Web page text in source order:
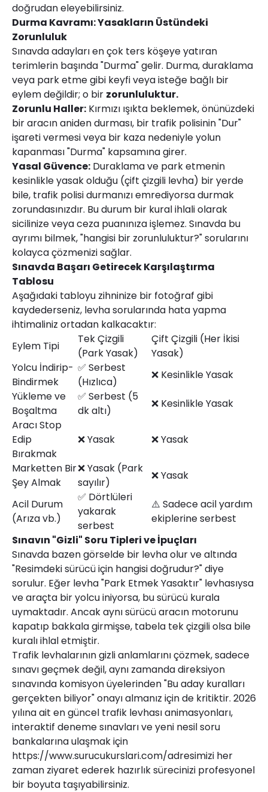
doğrudan eleyebilirsiniz.
Durma Kavramı: Yasakların Üstündeki
Zorunluluk
Sınavda adayları en çok ters köşeye yatıran
terimlerin başında "Durma" gelir. Durma, duraklama
veya park etme gibi keyfi veya isteğe bağlı bir
eylem değildir; o bir zorunluluktur.
Zorunlu Haller: Kırmızı ışıkta beklemek, önünüzdeki
bir aracın aniden durması, bir trafik polisinin "Dur"
işareti vermesi veya bir kaza nedeniyle yolun
kapanması "Durma" kapsamına girer.
Yasal Güvence: Duraklama ve park etmenin
kesinlikle yasak olduğu (çift çizgili levha) bir yerde
bile, trafik polisi durmanızı emrediyorsa durmak
zorundasınızdır. Bu durum bir kural ihlali olarak
sicilinize veya ceza puanınıza işlemez. Sınavda bu
ayrımı bilmek, "hangisi bir zorunluluktur?" sorularını
kolayca çözmenizi sağlar.
Sınavda Başarı Getirecek Karşılaştırma
Tablosu
Aşağıdaki tabloyu zihninize bir fotoğraf gibi
kaydederseniz, levha sorularında hata yapma
ihtimaliniz ortadan kalkacaktır:
Eylem Tipi
Tek Çizgili
(Park Yasak)
Çift Çizgili (Her İkisi
Yasak)
Yolcu İndirip-
Bindirmek
✅ Serbest
(Hızlıca)
❌ Kesinlikle Yasak
Yükleme ve
Boşaltma
✅ Serbest (5
dk altı)
❌ Kesinlikle Yasak
Aracı Stop
Edip
Bırakmak
❌ Yasak ❌ Yasak
Marketten Bir
Şey Almak
❌ Yasak (Park
sayılır)
❌ Yasak
Acil Durum
(Arıza vb.)
✅ Dörtlüleri
yakarak
serbest
⚠️ Sadece acil yardım
ekiplerine serbest
Sınavın "Gizli" Soru Tipleri ve İpuçları
Sınavda bazen görselde bir levha olur ve altında
"Resimdeki sürücü için hangisi doğrudur?" diye
sorulur. Eğer levha "Park Etmek Yasaktır" levhasıysa
ve araçta bir yolcu iniyorsa, bu sürücü kurala
uymaktadır. Ancak aynı sürücü aracın motorunu
kapatıp bakkala girmişse, tabela tek çizgili olsa bile
kuralı ihlal etmiştir.
Trafik levhalarının gizli anlamlarını çözmek, sadece
sınavı geçmek değil, aynı zamanda direksiyon
sınavında komisyon üyelerinden "Bu aday kuralları
gerçekten biliyor" onayı almanız için de kritiktir. 2026
yılına ait en güncel trafik levhası animasyonları,
interaktif deneme sınavları ve yeni nesil soru
bankalarına ulaşmak için
https://www.surucukurslari.com/adresimizi her
zaman ziyaret ederek hazırlık sürecinizi profesyonel
bir boyuta taşıyabilirsiniz.